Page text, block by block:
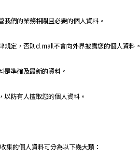
我們的業務相關且必要的個人資料。
規定，否則cl mall不會向外界披露您的個人資料。
是準確及最新的資料。
以防有人擅取您的個人資料。
集的個人資料可分為以下幾大類：